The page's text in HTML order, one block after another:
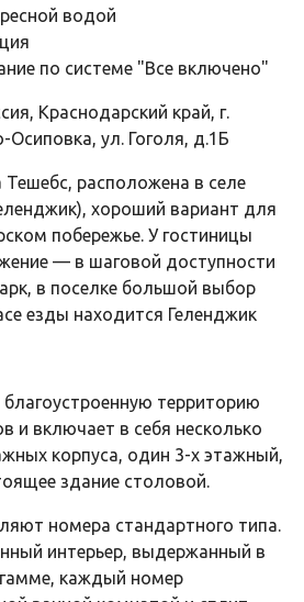
водой
по системе "Все включено"
Краснодарский край, г.
Осиповка, ул. Гоголя, д.1Б
Тешебс, расположена в селе
хороший вариант для
побережье. У гостиницы
— в шаговой доступности
в поселке большой выбор
езды находится Геленджик
благоустроенную территорию
и включает в себя несколько
корпуса, один 3-х этажный,
здание столовой.
номера стандартного типа.
интерьер, выдержанный в
каждый номер